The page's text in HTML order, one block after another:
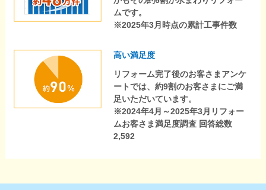
ムです。
※2025年3月時点の累計工事件数
高い満足度
リフォーム完了後のお客さまアンケ
ートでは、約9割のお客さまにご満
足いただいています。
※2024年4月～2025年3月リフォー
ムお客さま満足度調査 回答総数
2,592